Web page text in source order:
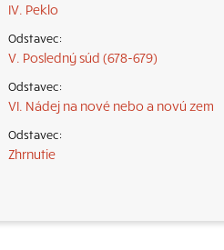
IV. Peklo
V. Posledný súd (678-679)
VI. Nádej na nové nebo a novú zem
Zhrnutie